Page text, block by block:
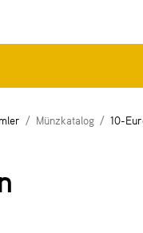
Münzkatalog 10-